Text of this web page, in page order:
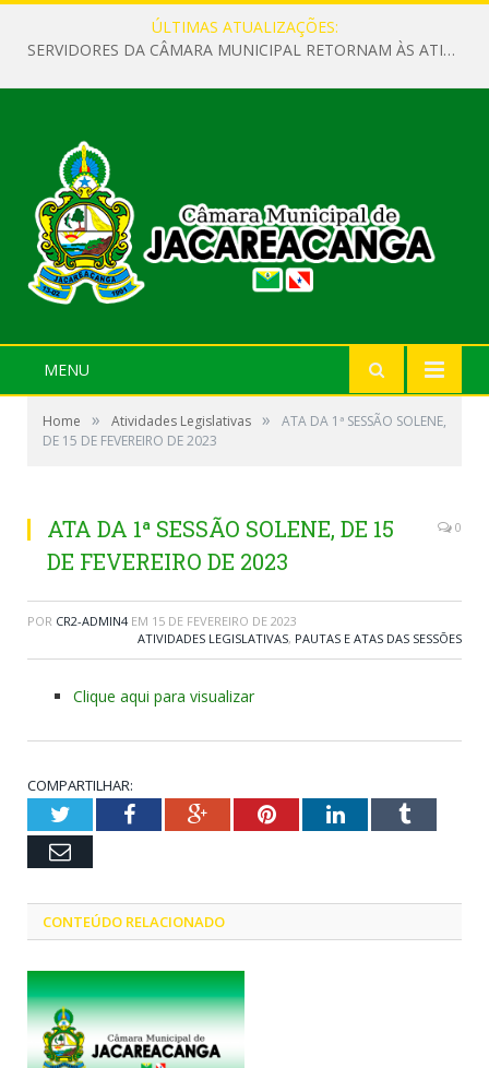
ÚLTIMAS ATUALIZAÇÕES:
SERVIDORES DA CÂMARA MUNICIPAL RETORNAM ÀS ATIVIDADES APÓS O RECESSO PARLAMENTAR
MENU
Home » Atividades Legislativas »
ATA DA 1ª SESSÃO SOLENE,
DE 15 DE FEVEREIRO DE 2023
ATA DA 1ª SESSÃO SOLENE, DE 15
DE FEVEREIRO DE 2023
0
POR CR2-ADMIN4 EM 15 DE FEVEREIRO DE 2023
ATIVIDADES LEGISLATIVAS, PAUTAS E ATAS DAS SESSÕES
Clique aqui para visualizar
COMPARTILHAR:
TwitterFacebookGoogle+PinterestLinkedInTumblr
Email
CONTEÚDO RELACIONADO